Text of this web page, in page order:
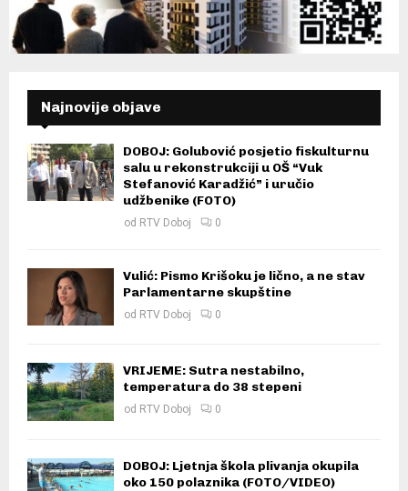
Najnovije objave
DOBOJ: Golubović posjetio fiskulturnu
salu u rekonstrukciji u OŠ “Vuk
Stefanović Karadžić” i uručio
udžbenike (FOTO)
od RTV Doboj 0
Vulić: Pismo Krišoku je lično, a ne stav
Parlamentarne skupštine
od RTV Doboj 0
VRIJEME: Sutra nestabilno,
temperatura do 38 stepeni
od RTV Doboj 0
DOBOJ: Ljetnja škola plivanja okupila
oko 150 polaznika (FOTO/VIDEO)